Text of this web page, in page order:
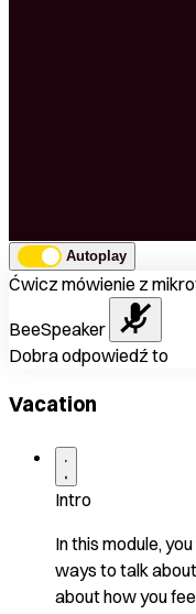
Autoplay
Ćwicz mówienie z
BeeSpeaker
Dobra odpowiedź to
Vacation
Intro
In this module,
ways to talk
about how you